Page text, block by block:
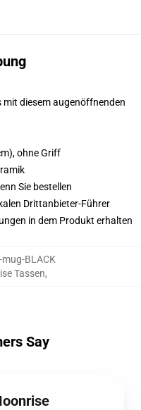
mit diesem augenöffnenden
ohne Griff
Sie bestellen
Drittanbieter-Führer
in dem Produkt erhalten
BLACK
Tassen,
Say